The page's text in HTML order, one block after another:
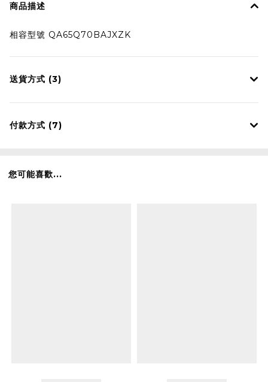
商品描述
相容型號 QA65Q70BAJXZK
送貨方式 (3)
付款方式 (7)
您可能喜歡...